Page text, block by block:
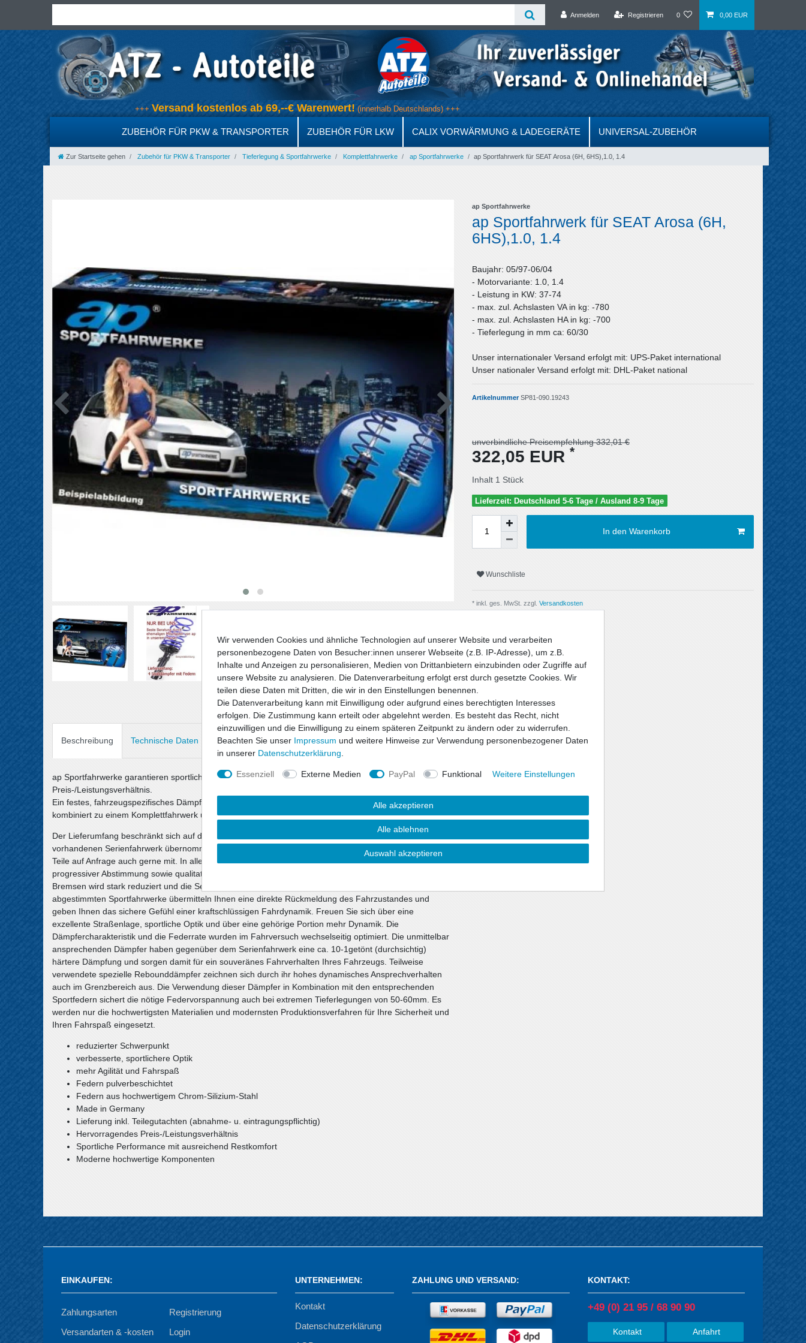
Anmelden Registrieren 0 0,00 EUR
+++Versand kostenlos ab 69,--€ Warenwert!(innerhalb Deutschlands) +++
ZUBEHÖR FÜR PKW & TRANSPORTER ZUBEHÖR FÜR LKW CALIX VORWÄRMUNG & LADEGERÄTE UNIVERSAL-ZUBEHÖR
Zur Startseite gehen Zubehör für PKW & Transporter Tieferlegung & Sportfahrwerke Komplettfahrwerke ap Sportfahrwerke ap Sportfahrwerk für SEAT Arosa (6H, 6HS),1.0, 1.4
ap Sportfahrwerke
ap Sportfahrwerk für SEAT Arosa (6H,
6HS),1.0, 1.4
Baujahr: 05/97-06/04
- Motorvariante: 1.0, 1.4
- Leistung in KW: 37-74
- max. zul. Achslasten VA in kg: -780
- max. zul. Achslasten HA in kg: -700
- Tieferlegung in mm ca: 60/30
Unser internationaler Versand erfolgt mit: UPS-Paket international
Unser nationaler Versand erfolgt mit: DHL-Paket national
ArtikelnummerSP81-090.19243
unverbindliche Preisempfehlung 332,01 €
322,05 EUR *
Inhalt 1 Stück
Lieferzeit: Deutschland 5-6 Tage / Ausland 8-9 Tage
In den Warenkorb
Wunschliste
* inkl. ges. MwSt. zzgl. Versandkosten
Beschreibung Technische Daten Angaben Produktsicherheit
ap Sportfahrwerke garantieren sportlichen Fahrspaß und Sicherheit zu einem hervorragenden
Preis-/Leistungsverhältnis.
Ein festes, fahrzeugspezifisches Dämpfersetup wird mit den bewährten ap-Tieferlegungsfedern
kombiniert zu einem Komplettfahrwerk und erfüllt höchste Ansprüche.
Der Lieferumfang beschränkt sich auf die Federn und Stoßdämpfer. Alle anderen Bauteile können vom
vorhandenen Serienfahrwerk übernommen werden, sofern sie nicht beschädigt sind. Wir liefern diese
Teile auf Anfrage auch gerne mit. In allen Komplettfahrwerken werden die bewährten ap-Sportfedern in
progressiver Abstimmung sowie qualitativ hochwertige Sportdämpfer eingesetzt. Die Nickbewegung beim
Bremsen wird stark reduziert und die Seitenneigungen bei Kurvenfahrten wesentlich verbessert. Die
abgestimmten Sportfahrwerke übermitteln Ihnen eine direkte Rückmeldung des Fahrzustandes und
geben Ihnen das sichere Gefühl einer kraftschlüssigen Fahrdynamik. Freuen Sie sich über eine
exzellente Straßenlage, sportliche Optik und über eine gehörige Portion mehr Dynamik. Die
Dämpfercharakteristik und die Federrate wurden im Fahrversuch wechselseitig optimiert. Die unmittelbar
ansprechenden Dämpfer haben gegenüber dem Serienfahrwerk eine ca. 10-1getönt (durchsichtig)
härtere Dämpfung und sorgen damit für ein souveränes Fahrverhalten Ihres Fahrzeugs. Teilweise
verwendete spezielle Rebounddämpfer zeichnen sich durch ihr hohes dynamisches Ansprechverhalten
auch im Grenzbereich aus. Die Verwendung dieser Dämpfer in Kombination mit den entsprechenden
Sportfedern sichert die nötige Federvorspannung auch bei extremen Tieferlegungen von 50-60mm. Es
werden nur die hochwertigsten Materialien und modernsten Produktionsverfahren für Ihre Sicherheit und
Ihren Fahrspaß eingesetzt.
reduzierter Schwerpunkt
verbesserte, sportlichere Optik
mehr Agilität und Fahrspaß
Federn pulverbeschichtet
Federn aus hochwertigem Chrom-Silizium-Stahl
Made in Germany
Lieferung inkl. Teilegutachten (abnahme- u. eintragungspflichtig)
Hervorragendes Preis-/Leistungsverhältnis
Sportliche Performance mit ausreichend Restkomfort
Moderne hochwertige Komponenten
EINKAUFEN:
Zahlungsarten
Versandarten & -kosten
Registrierung
Login
UNTERNEHMEN:
Kontakt
Datenschutzerklärung
ZAHLUNG UND VERSAND: KONTAKT:
+49 (0) 21 95 / 68 90 90
Kontakt Anfahrt
Wir verwenden Cookies und ähnliche Technologien auf unserer Website und verarbeiten
personenbezogene Daten von Besucher:innen unserer Webseite (z.B. IP-Adresse), um z.B.
Inhalte und Anzeigen zu personalisieren, Medien von Drittanbietern einzubinden oder Zugriffe auf
unsere Website zu analysieren. Die Datenverarbeitung erfolgt erst durch gesetzte Cookies. Wir
teilen diese Daten mit Dritten, die wir in den Einstellungen benennen.
Die Datenverarbeitung kann mit Einwilligung oder aufgrund eines berechtigten Interesses
erfolgen. Die Zustimmung kann erteilt oder abgelehnt werden. Es besteht das Recht, nicht
einzuwilligen und die Einwilligung zu einem späteren Zeitpunkt zu ändern oder zu widerrufen.
Beachten Sie unser Impressum und weitere Hinweise zur Verwendung personenbezogener Daten
in unserer Daten­schutz­erklärung
Essenziell Externe Medien PayPal Funktional Weitere Einstellungen
Alle akzeptieren
Alle ablehnen
Auswahl akzeptieren